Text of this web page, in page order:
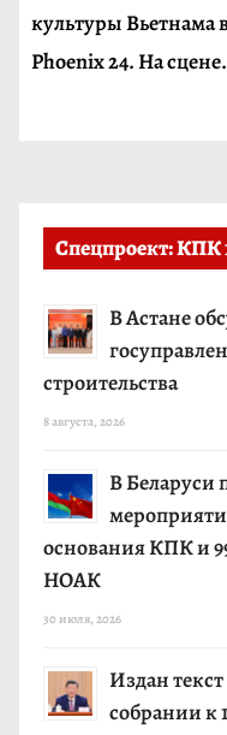
культуры Вьетнама
Phoenix 24. На
Спецпроект: КПК
В Астане
строительства
8 августа, 2026
В Беларуси
основания КПК и
НОАК
30 июля, 2026
Издан
собрании к